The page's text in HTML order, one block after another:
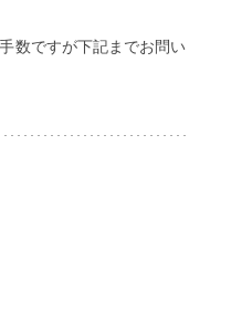
数ですが下記までお問い